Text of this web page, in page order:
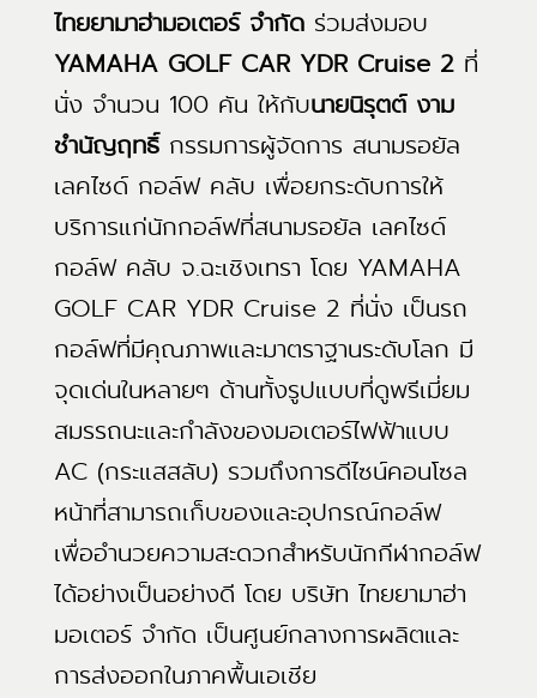
ไทยยามาฮ่ามอเตอร์ จำกัดร่วมส่งมอบ
YAMAHA GOLF CAR YDR Cruise 2ที่
นั่ง จำนวน 100 คัน ให้กับนายนิรุตต์ งาม
ชำนัญฤทธิ์กรรมการผู้จัดการ สนามรอยัล
เลคไซด์ กอล์ฟ คลับ เพื่อยกระดับการให้
บริการแก่นักกอล์ฟที่สนามรอยัล เลคไซด์
กอล์ฟ คลับ จ.ฉะเชิงเทรา โดย YAMAHA
GOLF CAR YDR Cruise 2 ที่นั่ง เป็นรถ
กอล์ฟที่มีคุณภาพและมาตราฐานระดับโลก มี
จุดเด่นในหลายๆ ด้านทั้งรูปแบบที่ดูพรีเมี่ยม
สมรรถนะและกำลังของมอเตอร์ไฟฟ้าแบบ
AC (กระแสสลับ) รวมถึงการดีไซน์คอนโซล
หน้าที่สามารถเก็บของและอุปกรณ์กอล์ฟ
เพื่ออำนวยความสะดวกสำหรับนักกีฬากอล์ฟ
ได้อย่างเป็นอย่างดี โดย บริษัท ไทยยามาฮ่า
มอเตอร์ จำกัด เป็นศูนย์กลางการผลิตและ
การส่งออกในภาคพื้นเอเชีย